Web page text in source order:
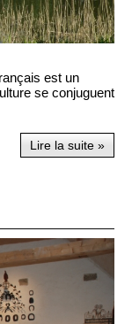
est un
se conjuguent
Lire la suite »